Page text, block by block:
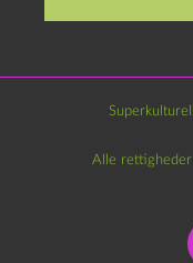
Alle rettigheder